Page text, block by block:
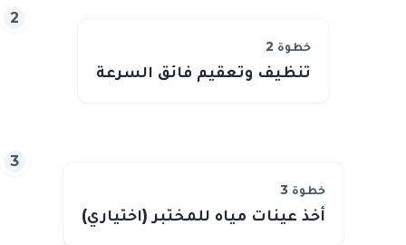
خطوة 2
تنظيف وتعقيم فائق السرعة
2
خطوة 3
أخذ عينات مياه للمختبر (اختياري)
3